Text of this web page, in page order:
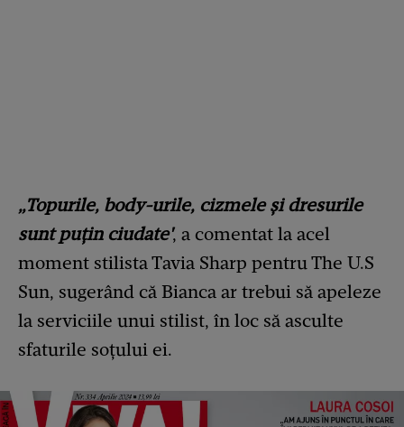
„Topurile, body-urile, cizmele și dresurile
sunt puțin ciudate', a comentat la acel
moment stilista Tavia Sharp pentru The U.S
Sun, sugerând că Bianca ar trebui să apeleze
la serviciile unui stilist, în loc să asculte
sfaturile soțului ei.